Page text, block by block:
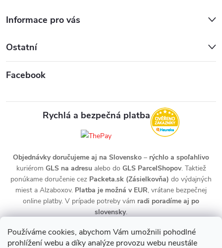
Používáme cookies, abychom Vám umožnili pohodlné
prohlížení webu a díky analýze provozu webu neustále
Informace pro vás
Ostatní
Facebook
Rychlá a bezpečná platba
Objednávky doručujeme aj na Slovensko – rýchlo a spoľahlivo
kuriérom GLS na adresualebo do GLS ParcelShopov. Taktiež
ponúkame doručenie cez Packeta.sk (Zásielkovňa) do výdajných
miest a Alzaboxov. Platba je možná v EUR, vrátane bezpečnej
online platby. V prípade potreby vám radi poradíme aj po
slovensky.